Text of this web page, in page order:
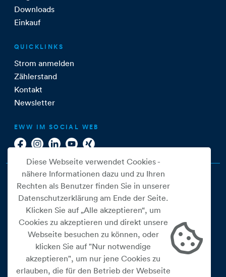
Downloads
Einkauf
QUICKLINKS
Strom anmelden
Zählerstand
Kontakt
Newsletter
EWW IM SOCIAL WEB
Cookie Einstellungen
Datenschutz
Diese Webseite verwendet Cookies -
nähere Informationen dazu und zu Ihren
Rechten als Benutzer finden Sie in unserer
Datenschutzerklärung am Ende der Seite.
Klicken Sie auf „Alle akzeptieren“, um
Cookies zu akzeptieren und direkt unsere
Webseite besuchen zu können, oder
klicken Sie auf "Nur notwendige
akzeptieren", um nur jene Cookies zu
erlauben, die für den Betrieb der Webseite